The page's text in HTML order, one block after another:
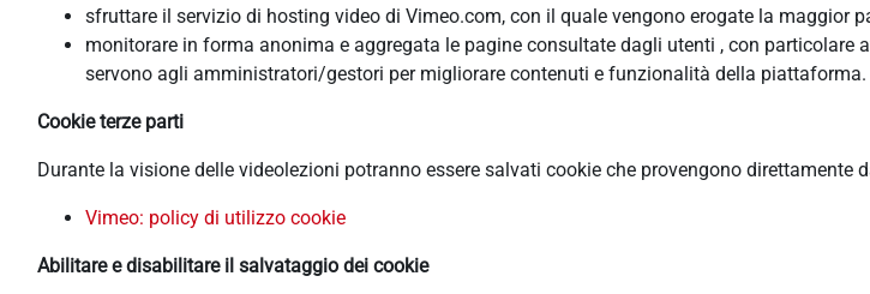
sfruttare il servizio di hosting video di Vimeo.com, con il quale vengono erogate la maggior
monitorare in forma anonima e aggregata le pagine consultate dagli utenti , con
servono agli amministratori/gestori per migliorare contenuti e funzionalità della piattaforma.
Cookie terze parti
Durante la visione delle videolezioni potranno essere salvati cookie che provengono
Vimeo: policy di utilizzo cookie
Abilitare e disabilitare il salvataggio dei cookie